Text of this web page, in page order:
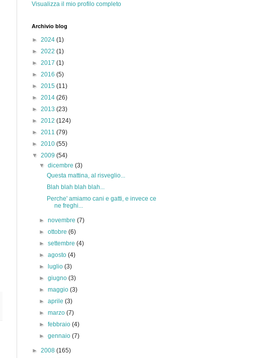
Visualizza il mio profilo completo
Archivio blog
► 2024 (1)
► 2022 (1)
► 2017 (1)
► 2016 (5)
► 2015 (11)
► 2014 (26)
► 2013 (23)
► 2012 (124)
► 2011 (79)
► 2010 (55)
▼ 2009 (54)
▼dicembre(3)
Questa mattina, al risveglio...
Blah blah blah blah...
Perche' amiamo cani e gatti, e invece ce
ne freghi...
►novembre(7)
►ottobre(6)
►settembre(4)
►agosto(4)
►
luglio(3)
►giugno(3)
►maggio(3)
►aprile(3)
►marzo(7)
►febbraio(4)
►gennaio(7)
► 2008 (165)